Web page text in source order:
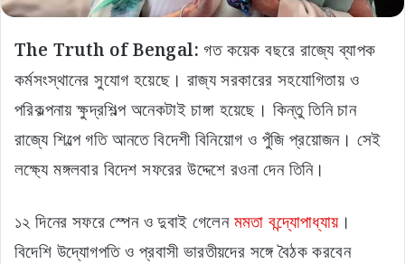
The Truth of Bengal: গত কয়েক বছরে রাজ্যে ব্যাপক
কর্মসংস্থানের সুযোগ হয়েছে। রাজ্য সরকারের সহযোগিতায় ও
পরিকল্পনায় ক্ষুদ্রশিল্প অনেকটাই চাঙ্গা হয়েছে। কিন্তু তিনি চান
রাজ্যে শিল্পে গতি আনতে বিদেশী বিনিয়োগ ও পুঁজি প্রয়োজন। সেই
লক্ষ্যে মঙ্গলবার বিদেশ সফরের উদ্দেশে রওনা দেন তিনি।
১২ দিনের সফরে স্পেন ও দুবাই গেলেনমমতা বন্দ্যোপাধ্যায়।
বিদেশি উদ্যোগপতি ও প্রবাসী ভারতীয়দের সঙ্গে বৈঠক করবেন